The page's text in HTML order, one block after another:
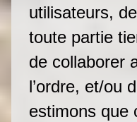
utilisateurs,
toute partie
de collaborer
l’ordre, et/ou
estimons que